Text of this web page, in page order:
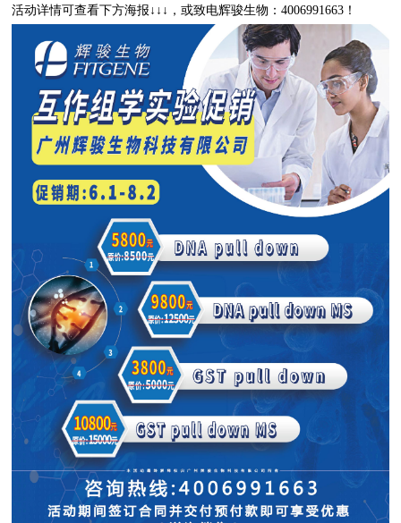
活动详情可查看下方海报↓↓↓，或致电辉骏生物：4006991663！